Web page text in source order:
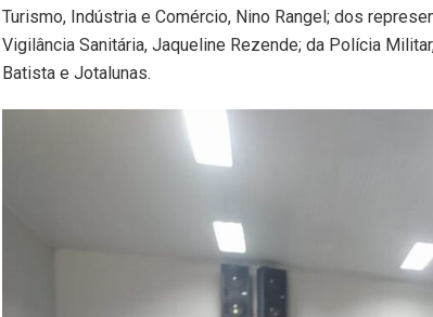
Turismo, Indústria e Comércio, Nino Rangel; dos
Vigilância Sanitária, Jaqueline Rezende; da Polícia
Batista e Jotalunas.